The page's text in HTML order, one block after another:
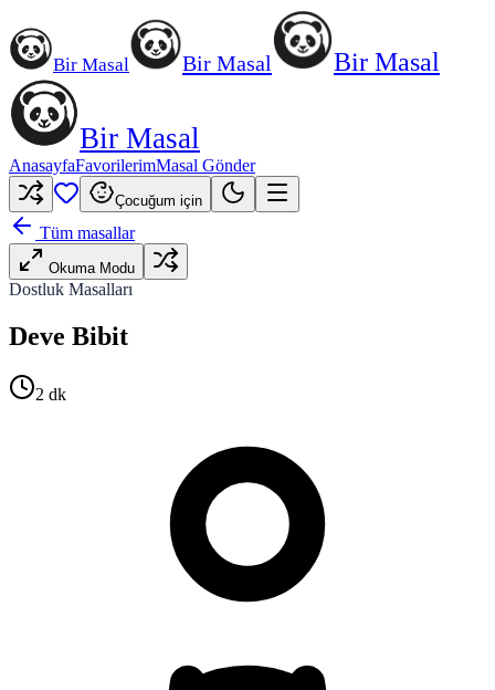
Bir Masal Bir Masal Bir Masal
Bir Masal
AnasayfaFavorilerimMasal Gönder
Çocuğum için
Tüm masallar
Okuma Modu
Dostluk Masalları
Deve Bibit
2 dk